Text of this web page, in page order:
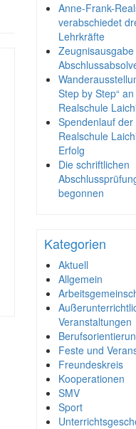
Anne-Frank-
verabschiedet
Lehrkräfte
Step by Step“
Realschule
Spendenlauf
Realschule
Erfolg
Die schriftlichen
begonnen
Kategorien
Aktuell
Allgemein
Veranstaltungen
Feste und
Freundeskreis
Kooperationen
SMV
Sport